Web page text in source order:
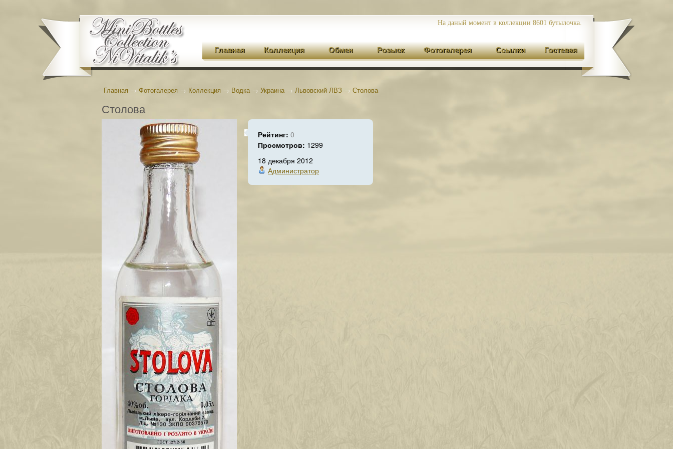
На даный момент в коллекции 8601 бутылочка.
Главная Коллекция Обмен Розыск Фотогалерея Ссылки Гостевая
Главная → Фотогалерея → Коллекция → Водка→ Украина→ Львовский ЛВЗ → Столова
Столова
Рейтинг: 0
Просмотров: 1299
18 декабря 2012
Администратор